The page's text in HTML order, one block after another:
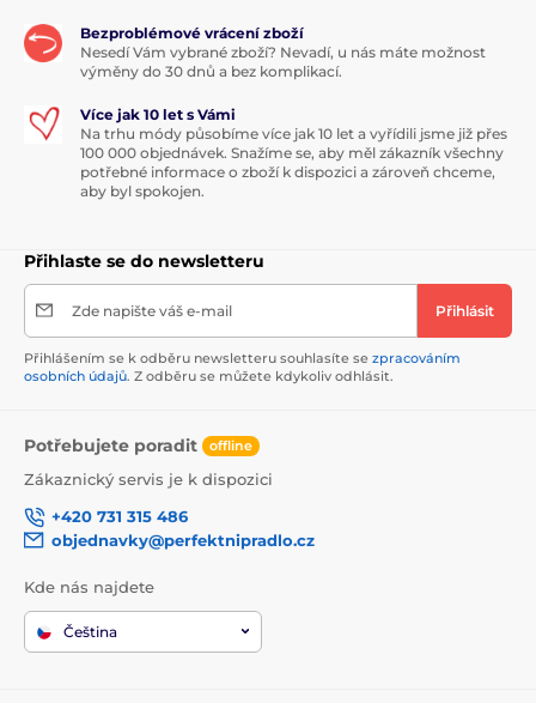
Bezproblémové vrácení zboží
Nesedí Vám vybrané zboží? Nevadí, u nás máte možnost
výměny do 30 dnů a bez komplikací.
Více jak 10 let s Vámi
Na trhu módy působíme více jak 10 let a vyřídili jsme již přes
100 000 objednávek. Snažíme se, aby měl zákazník všechny
potřebné informace o zboží k dispozici a zároveň chceme,
aby byl spokojen.
Přihlaste se do newsletteru
Zde napište váš e-mail Přihlásit
Přihlášením se k odběru newsletteru souhlasíte se zpracováním
osobních údajů. Z odběru se můžete kdykoliv odhlásit.
Potřebujete poradit offline
Zákaznický servis je k dispozici
+420 731 315 486
objednavky@perfektnipradlo.cz
Kde nás najdete
Čeština